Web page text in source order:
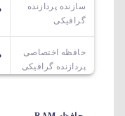
سازنده پردازنده
گرافیکی
حافظه اختصاصی
پردازنده گرافیکی